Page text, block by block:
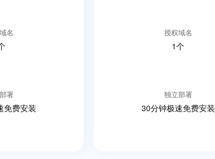
名
署
免费安装
授权域名
1个
独立部署
30分钟极速免费安装